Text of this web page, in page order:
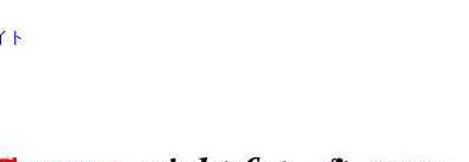
ト